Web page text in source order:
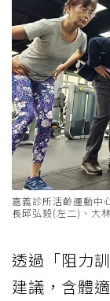
嘉義診所活齡運動中
長邱弘毅(左二)、大
透過「阻力
建議，含體